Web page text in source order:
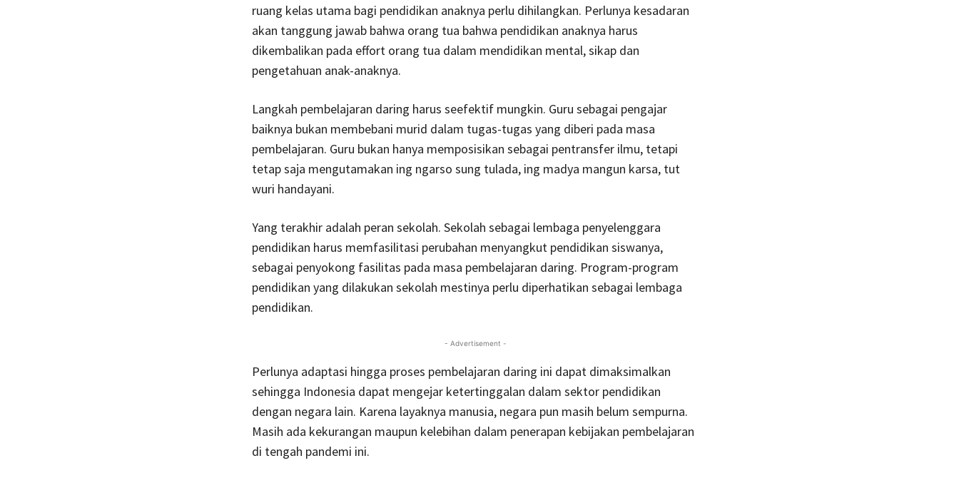
ruang kelas utama bagi pendidikan anaknya perlu dihilangkan. Perlunya kesadaran
akan tanggung jawab bahwa orang tua bahwa pendidikan anaknya harus
dikembalikan pada effort orang tua dalam mendidikan mental, sikap dan
pengetahuan anak-anaknya.
Langkah pembelajaran daring harus seefektif mungkin. Guru sebagai pengajar
baiknya bukan membebani murid dalam tugas-tugas yang diberi pada masa
pembelajaran. Guru bukan hanya memposisikan sebagai pentransfer ilmu, tetapi
tetap saja mengutamakan ing ngarso sung tulada, ing madya mangun karsa, tut
wuri handayani.
Yang terakhir adalah peran sekolah. Sekolah sebagai lembaga penyelenggara
pendidikan harus memfasilitasi perubahan menyangkut pendidikan siswanya,
sebagai penyokong fasilitas pada masa pembelajaran daring. Program-program
pendidikan yang dilakukan sekolah mestinya perlu diperhatikan sebagai lembaga
pendidikan.
- Advertisement -
Perlunya adaptasi hingga proses pembelajaran daring ini dapat dimaksimalkan
sehingga Indonesia dapat mengejar ketertinggalan dalam sektor pendidikan
dengan negara lain. Karena layaknya manusia, negara pun masih belum sempurna.
Masih ada kekurangan maupun kelebihan dalam penerapan kebijakan pembelajaran
di tengah pandemi ini.